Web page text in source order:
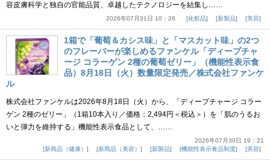
容皮膚科学と独自の官能品質、卓越したテクノロジーを結集し……
2026年07月31日 10：26 化粧品 新製品 美容
1箱で「葡萄＆カシス味」と「マスカット味」の2つ
のフレーバーが楽しめるファンケル「ディープチャ
ージ コラーゲン 2種の葡萄ゼリー」（機能性表示食
品）8月18日（火）数量限定発売／株式会社ファンケ
ル
株式会社ファンケルは2026年8月18日（火）から、「ディープチャージ コラー
ゲン 2種のゼリー」（1箱10本入り／価格：2,494円＜税込＞）を「肌のうるお
いと弾力を維持する」機能性表示食品として、……
2026年07月30日 19：21
新商品（健康）
新商品（美容） 新製品 機能性表示食品制度 美容